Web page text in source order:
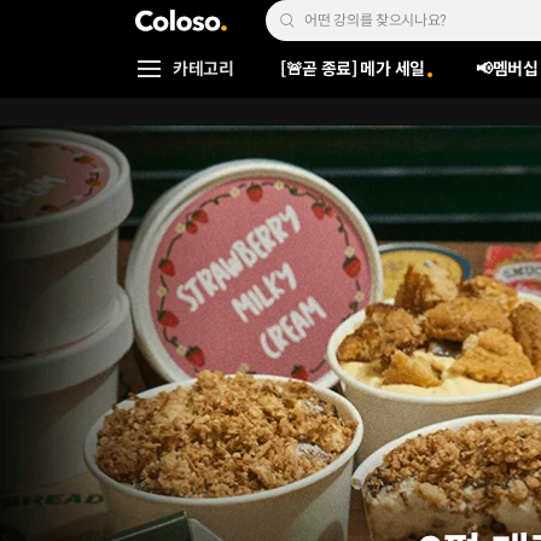
콜로소
Search Input
Coloso Menu
카테고리 [🚨곧 종료] 메가 세일 📢멤버십